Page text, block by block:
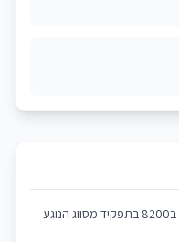
– משנת 2016-2018 מפקדת ב8200 בתפקיד מסווג הנוגע